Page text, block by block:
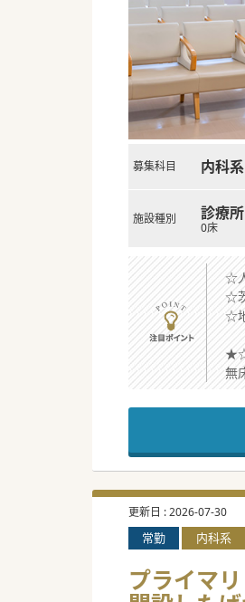
募集科目 内科
施設種別 診療
0床
☆
☆
☆
★☆
無
健
設
#
更新日 :2026-07-30
常勤 内科系
プライマ